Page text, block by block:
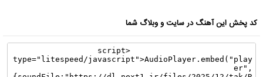
کد پخش این آهنگ در سایت و وبلاگ شما